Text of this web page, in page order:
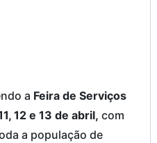
a Feira de Serviços
12 e 13 de abril, com
a população de